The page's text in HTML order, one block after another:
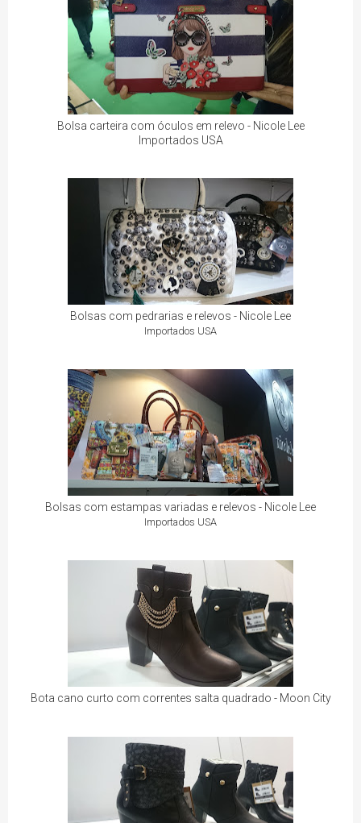
Bolsa carteira com óculos em relevo - Nicole Lee
Importados USA
Bolsas com pedrarias e relevos - Nicole Lee
Importados USA
Bolsas com estampas variadas e relevos - Nicole Lee
Importados USA
Bota cano curto com correntes salta quadrado - Moon City